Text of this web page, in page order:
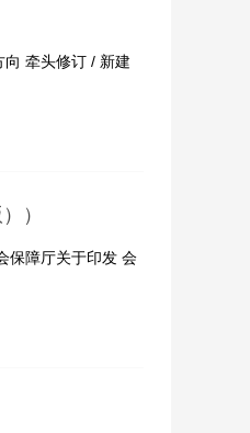
牵头修订 / 新建
）
保障厅关于印发 会